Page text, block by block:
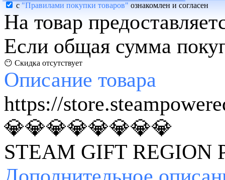
с "Правилами покупки товаров" ознакомлен и согласен
На товар
Если общая сумма
😶 Скидка отсутствует
Описание товара
https://
💎💎💎💎💎💎💎💎
STEAM GIFT